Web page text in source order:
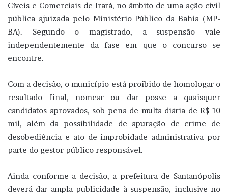
Cíveis e Comerciais de Irará, no âmbito de uma ação civil
pública ajuizada pelo Ministério Público da Bahia (MP-
BA). Segundo o magistrado, a suspensão vale
independentemente da fase em que o concurso se
encontre.
Com a decisão, o município está proibido de homologar o
resultado final, nomear ou dar posse a quaisquer
candidatos aprovados, sob pena de multa diária de R$ 10
mil, além da possibilidade de apuração de crime de
desobediência e ato de improbidade administrativa por
parte do gestor público responsável.
Ainda conforme a decisão, a prefeitura de Santanópolis
deverá dar ampla publicidade à suspensão, inclusive no